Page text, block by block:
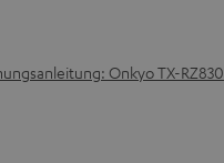
Onkyo TX-RZ830